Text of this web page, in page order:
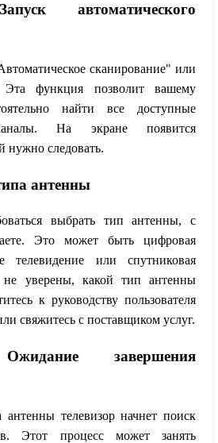
автоматического
сканирование" или
функция позволит вашему
найти все доступные
На экране появится
нужно следовать.
антенны
выбрать тип антенны, с
Это может быть цифровая
телевидение или спутниковая
уверены, какой тип антенны
к руководству пользователя
свяжитесь с поставщиком услуг.
завершения
телевизор начнет поиск
Этот процесс может занять